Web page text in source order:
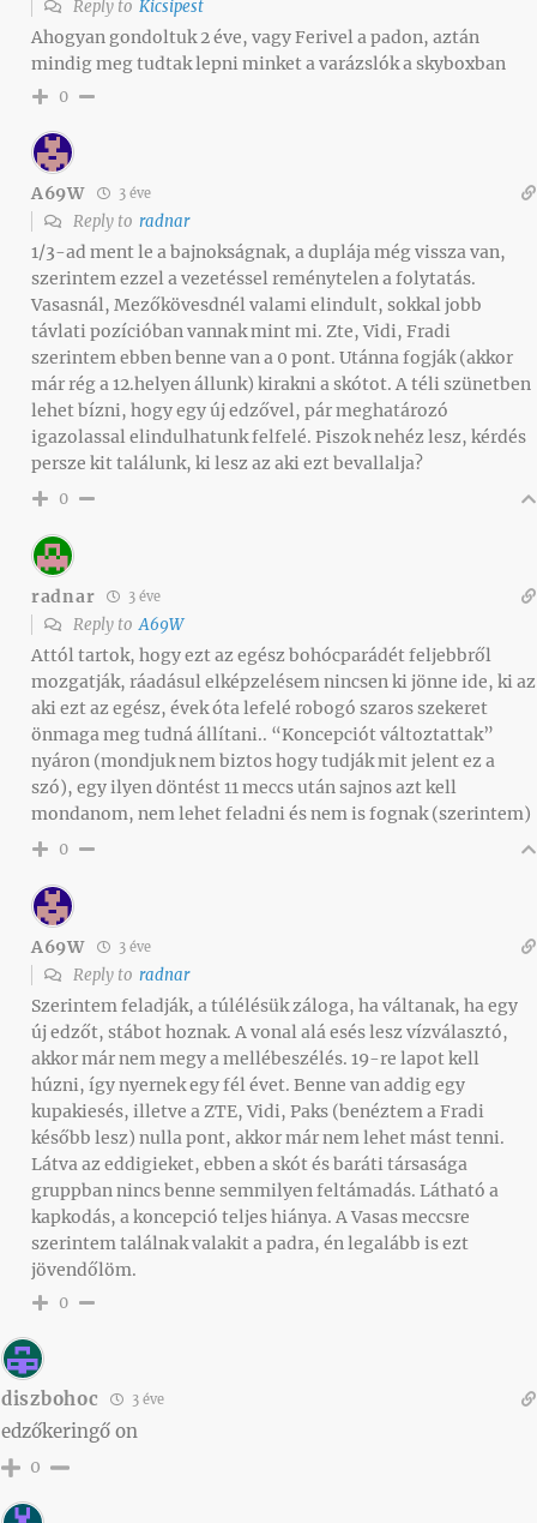
Reply to Kicsipest
Ahogyan gondoltuk 2 éve, vagy Ferivel a padon, aztán
mindig meg tudtak lepni minket a varázslók a skyboxban
0
A69W 3 éve
Reply to radnar
1/3-ad ment le a bajnokságnak, a duplája még vissza van,
szerintem ezzel a vezetéssel reménytelen a folytatás.
Vasasnál, Mezőkövesdnél valami elindult, sokkal jobb
távlati pozícióban vannak mint mi. Zte, Vidi, Fradi
szerintem ebben benne van a 0 pont. Utánna fogják (akkor
már rég a 12.helyen állunk) kirakni a skótot. A téli szünetben
lehet bízni, hogy egy új edzővel, pár meghatározó
igazolassal elindulhatunk felfelé. Piszok nehéz lesz, kérdés
persze kit találunk, ki lesz az aki ezt bevallalja?
0
radnar 3 éve
Reply toA69W
Attól tartok, hogy ezt az egész bohócparádét feljebbről
mozgatják, ráadásul elképzelésem nincsen ki jönne ide, ki az
aki ezt az egész, évek óta lefelé robogó szaros szekeret
önmaga meg tudná állítani.. “Koncepciót változtattak”
nyáron (mondjuk nem biztos hogy tudják mit jelent ez a
szó), egy ilyen döntést 11 meccs után sajnos azt kell
mondanom, nem lehet feladni és nem is fognak (szerintem)
0
A69W 3 éve
Reply to radnar
Szerintem feladják, a túlélésük záloga, ha váltanak, ha egy
új edzőt, stábot hoznak. A vonal alá esés lesz vízválasztó,
akkor már nem megy a mellébeszélés. 19-re lapot kell
húzni, így nyernek egy fél évet. Benne van addig egy
kupakiesés, illetve a ZTE, Vidi, Paks (benéztem a Fradi
később lesz) nulla pont, akkor már nem lehet mást tenni.
Látva az eddigieket, ebben a skót és baráti társasága
gruppban nincs benne semmilyen feltámadás. Látható a
kapkodás, a koncepció teljes hiánya. A Vasas meccsre
szerintem találnak valakit a padra, én legalább is ezt
jövendőlöm.
0
diszbohoc 3 éve
edzőkeringő on
0